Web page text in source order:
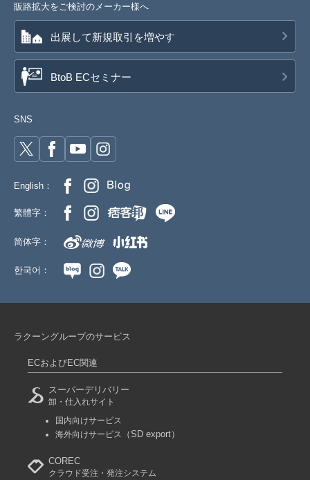
販路拡大をご検討のメーカー様へ
出展して新規取引を増やす
BtoB ECセミナー
SNS
English：
繁體字：
简体字：
한국어：
ラクーングループのサービス
ECおよびEC関連
スーパーデリバリー
卸・仕入れサイト
国内向けサービス
海外向けサービス
（SD export）
COREC
クラウド受注・発注システム